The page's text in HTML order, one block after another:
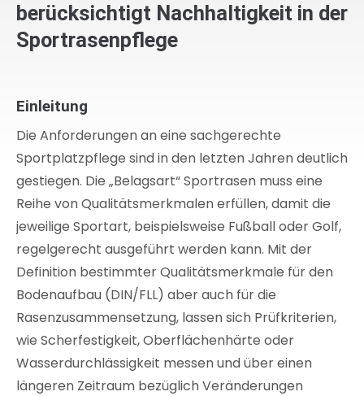
berücksichtigt Nachhaltigkeit in der
Sportrasenpflege
Einleitung
Die Anforderungen an eine sachgerechte
Sportplatzpflege sind in den letzten Jahren deutlich
gestiegen. Die „Belagsart“ Sportrasen muss eine
Reihe von Qualitätsmerkmalen erfüllen, damit die
jeweilige Sportart, beispielsweise Fußball oder Golf,
regelgerecht ausgeführt werden kann. Mit der
Definition bestimmter Qualitätsmerkmale für den
Bodenaufbau (DIN/FLL) aber auch für die
Rasenzusammensetzung, lassen sich Prüfkriterien,
wie Scherfestigkeit, Oberflächenhärte oder
Wasserdurchlässigkeit messen und über einen
längeren Zeitraum bezüglich Veränderungen